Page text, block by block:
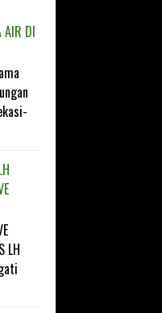
AIR DI
LH